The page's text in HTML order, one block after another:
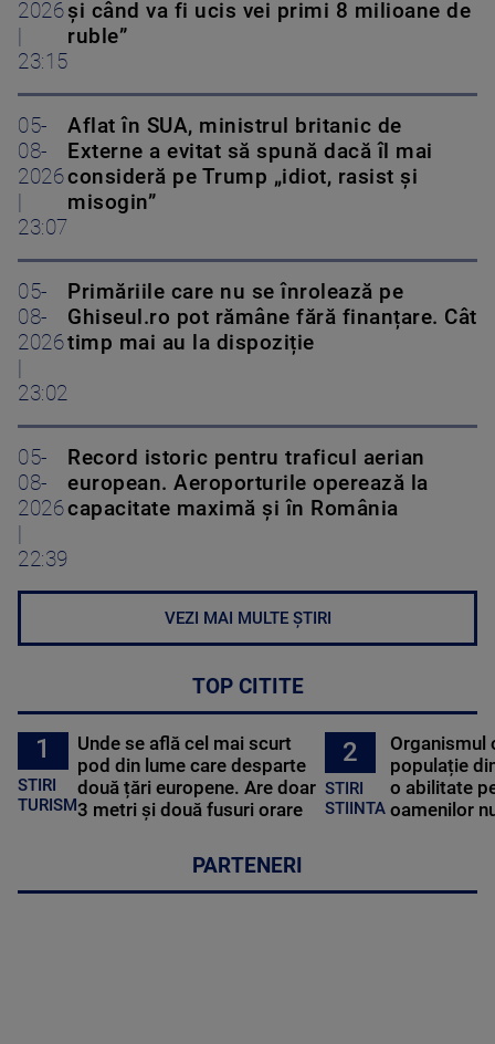
2026
23:15
și când va fi ucis vei primi 8 milioane de
ruble”
05-
08-
2026
23:07
Aflat în SUA, ministrul britanic de
Externe a evitat să spună dacă îl mai
consideră pe Trump „idiot, rasist și
misogin”
05-
08-
2026
23:02
Primăriile care nu se înrolează pe
Ghiseul.ro pot rămâne fără finanțare. Cât
timp mai au la dispoziție
05-
08-
2026
22:39
Record istoric pentru traficul aerian
european. Aeroporturile operează la
capacitate maximă și în România
VEZI MAI MULTE ȘTIRI
TOP CITITE
1
STIRI
TURISM
Unde se află cel mai scurt
pod din lume care desparte
două țări europene. Are doar
3 metri și două fusuri orare
2
STIRI
STIINTA
Organismul
populație
o abilitate
oamenilor
PARTENERI